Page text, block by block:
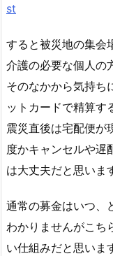
st
すると被災地の集会
介護の必要な個人の
そのなかから気持ち
ットカードで精算す
震災直後は宅配便が
度かキャンセルや遅
は大丈夫だと思いま
通常の募金はいつ、
わかりませんがこち
い仕組みだと思いま